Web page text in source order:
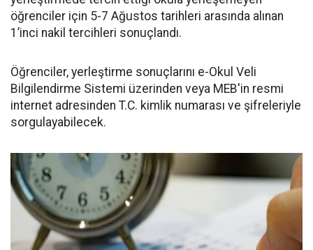
öğrenciler için 5-7 Ağustos tarihleri arasında alınan
1’inci nakil tercihleri sonuçlandı.
Öğrenciler, yerleştirme sonuçlarını e-Okul Veli
Bilgilendirme Sistemi üzerinden veya MEB'in resmi
internet adresinden T.C. kimlik numarası ve şifreleriyle
sorgulayabilecek.